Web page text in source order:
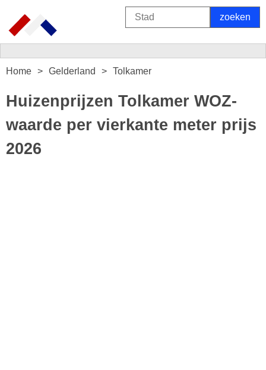
Home Gelderland Tolkamer
Huizenprijzen Tolkamer WOZ-
waarde per vierkante meter prijs
2026